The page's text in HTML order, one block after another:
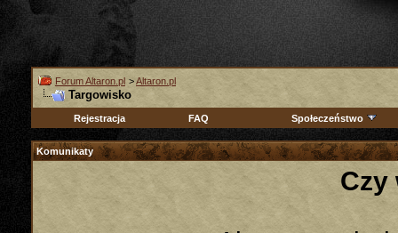
Forum Altaron.pl >Altaron.pl
Targowisko
Rejestracja FAQ Społeczeństwo
Komunikaty
Czy